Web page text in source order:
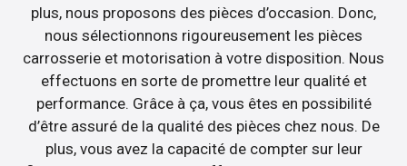
plus, nous proposons des pièces d’occasion. Donc,
nous sélectionnons rigoureusement les pièces
carrosserie et motorisation à votre disposition. Nous
effectuons en sorte de promettre leur qualité et
performance. Grâce à ça, vous êtes en possibilité
d’être assuré de la qualité des pièces chez nous. De
plus, vous avez la capacité de compter sur leur